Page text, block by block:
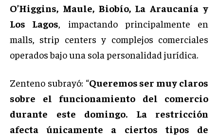
O’Higgins, Maule, Biobío, La Araucanía y
Los Lagos, impactando principalmente en
malls, strip centers y complejos comerciales
operados bajo una sola personalidad jurídica.
Zenteno subrayó: “Queremos ser muy claros
sobre el funcionamiento del comercio
durante este domingo. La restricción
afecta únicamente a ciertos tipos de